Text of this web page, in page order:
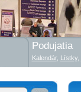
Podujatia
Kalendár, Lístky,